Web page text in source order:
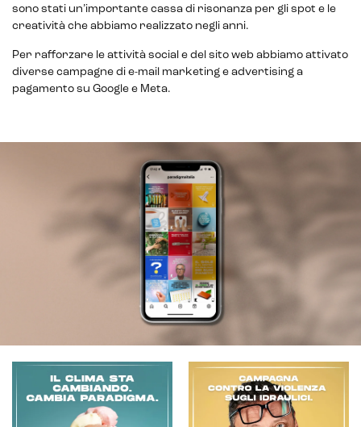
sono stati un’importante cassa di risonanza per gli spot e le
creatività che abbiamo realizzato negli anni.
Per rafforzare le attività social e del sito web abbiamo attivato
diverse campagne di e-mail marketing e advertising a
pagamento su Google e Meta.